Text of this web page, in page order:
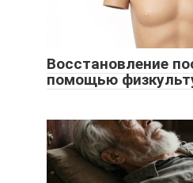
Восстановление
помощью